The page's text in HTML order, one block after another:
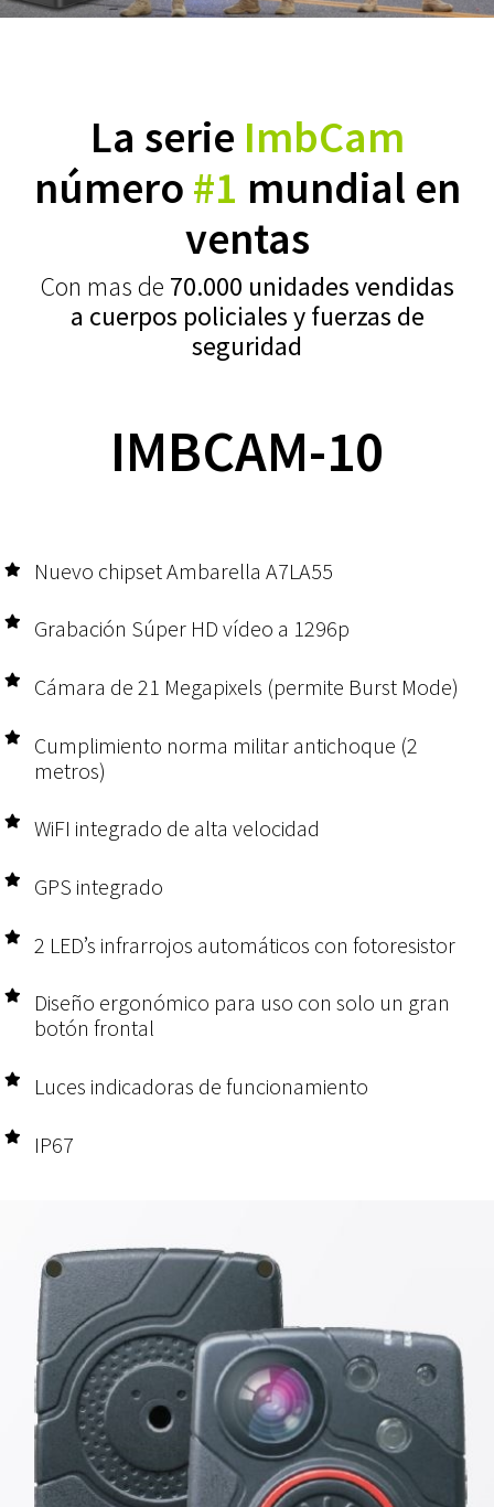
La serie ImbCam
número #1 mundial en
ventas
Con mas de 70.000 unidades vendidas
a cuerpos policiales y fuerzas de
seguridad
IMBCAM-10
Nuevo chipset Ambarella A7LA55
Grabación Súper HD vídeo a 1296p
Cámara de 21 Megapixels (permite Burst Mode)
Cumplimiento norma militar antichoque (2
metros)
WiFI integrado de alta velocidad
GPS integrado
2 LED’s infrarrojos automáticos con fotoresistor
Diseño ergonómico para uso con solo un gran
botón frontal
Luces indicadoras de funcionamiento
IP67